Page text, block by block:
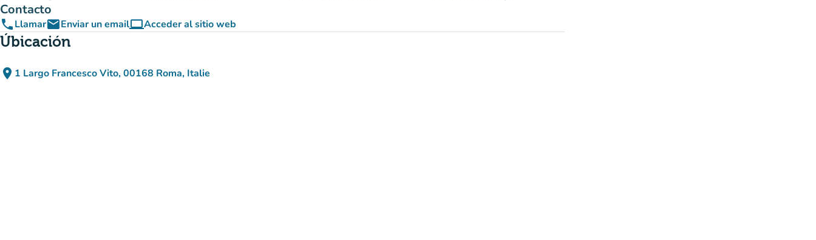
Contacto
phoneLlamaremailEnviar un emailcomputerAcceder al sitio web
(nueva pestaña)
Úbicación
place 1 Largo Francesco Vito, 00168 Roma, Italie
(abrir en Google Maps)
(nueva pestaña)